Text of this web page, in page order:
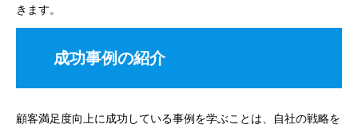
きます。
成功事例の紹介
顧客満足度向上に成功している事例を学ぶことは、自社の戦略を